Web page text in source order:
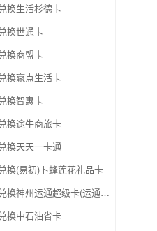
换生活杉德卡
换世通卡
换商盟卡
换赢点生活卡
换智惠卡
换途牛商旅卡
换天天一卡通
换(易初)卜蜂莲花礼品卡
32一卡通兑换神州运通超级卡(运通网购卡)
换中石油省卡